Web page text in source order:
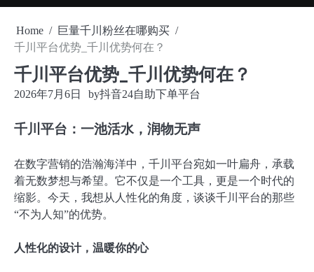
Home
巨量千川粉丝在哪购买
千川平台优势_千川优势何在？
千川平台优势_千川优势何在？
2026年7月6日 by抖音24自助下单平台
千川平台：一池活水，润物无声
在数字营销的浩瀚海洋中，千川平台宛如一叶扁舟，承载
着无数梦想与希望。它不仅是一个工具，更是一个时代的
缩影。今天，我想从人性化的角度，谈谈千川平台的那些
“不为人知”的优势。
人性化的设计，温暖你的心